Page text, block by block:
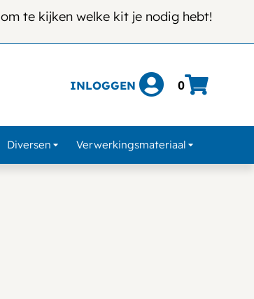
om te kijken welke kit je nodig hebt!
INLOGGEN 0
Diversen Verwerkingsmateriaal